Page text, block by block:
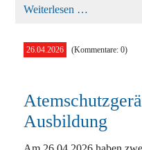
Weiterlesen …
26.04.2026 (Kommentare: 0)
Ausbildung